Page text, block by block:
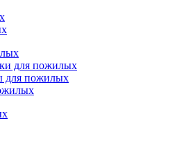
для пожилых
для пожилых